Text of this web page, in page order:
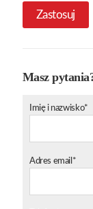
Zastosuj
Masz
Imię i nazwisko*
Adres email*